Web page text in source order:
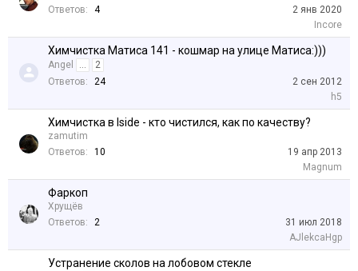
Ответов:
4
2 янв 2020
Incore
Химчистка Матиса 141 - кошмар на улице Матиса:)))
Angel ...
2
Ответов:
24
2 сен 2012
h5
Химчистка в Iside - кто чистился, как по качеству?
zamutim
Ответов:
10
19 апр 2013
Magnum
Фаркоп
Хрущёв
Ответов:
2
31 июл 2018
AJlekcaHgp
Устранение сколов на лобовом стекле